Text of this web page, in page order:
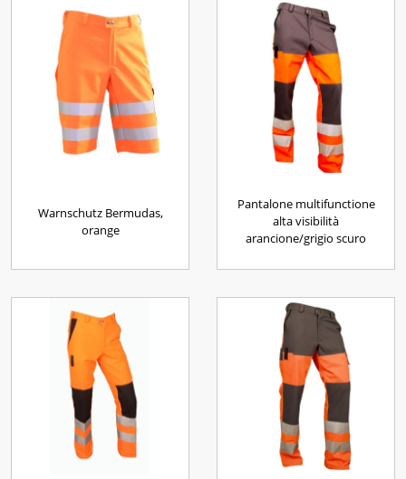
Warnschutz Bermudas,
orange
Pantalone multifunctione
alta visibilità
arancione/grigio scuro